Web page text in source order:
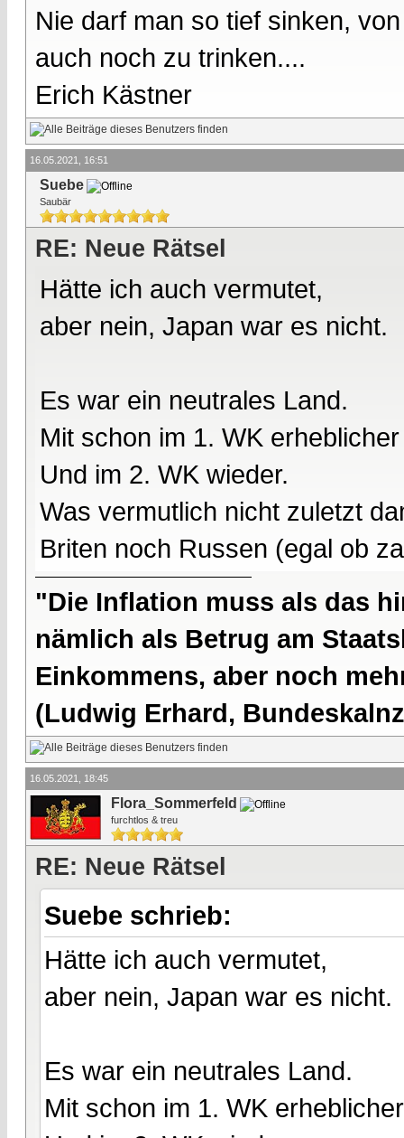
Nie darf man so tief sinken,
auch noch zu trinken....
Erich Kästner
16.05.2021, 16:51
Suebe
Saubär
RE: Neue Rätsel
Hätte ich auch vermutet,
aber nein, Japan war es nicht.
Es war ein neutrales Land.
Mit schon im 1. WK
Und im 2. WK wieder.
Was vermutlich nicht zuletzt
Briten noch Russen (egal ob
"Die Inflation muss als das
nämlich als Betrug am
Einkommens, aber noch
(Ludwig Erhard,
16.05.2021, 18:45
Flora_Sommerfeld
furchtlos & treu
RE: Neue Rätsel
Suebe schrieb:
Hätte ich auch vermutet,
aber nein, Japan war es nicht.
Es war ein neutrales Land.
Mit schon im 1. WK